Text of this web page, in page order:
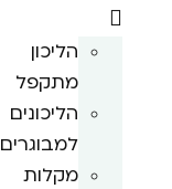
הליכון
מתקפל
הליכונים
למבוגרים
מקלות